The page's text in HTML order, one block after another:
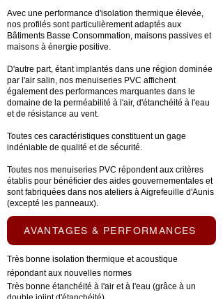
Avec une performance d'isolation thermique élevée,
nos profilés sont particulièrement adaptés aux
Bâtiments Basse Consommation, maisons passives et
maisons à énergie positive.
D'autre part, étant implantés dans une région dominée
par l'air salin, nos menuiseries PVC affichent
également des performances marquantes dans le
domaine de la perméabilité à l'air, d'étanchéité à l'eau
et de résistance au vent.
Toutes ces caractéristiques constituent un gage
indéniable de qualité et de sécurité.
Toutes nos menuiseries PVC répondent aux critères
établis pour bénéficier des aides gouvernementales et
sont fabriquées dans nos ateliers à Aigrefeuille d'Aunis
(excepté les panneaux).
AVANTAGES & PERFORMANCES
Très bonne isolation thermique et acoustique
répondant aux nouvelles normes
Très bonne étanchéité à l'air et à l'eau (grâce à un